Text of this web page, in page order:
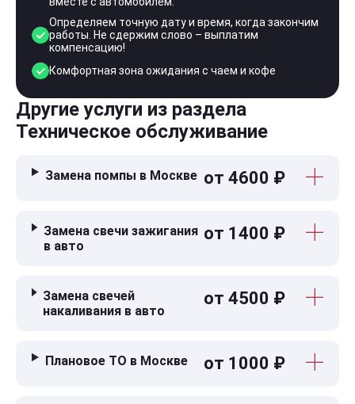
Определяем точную дату и время, когда закончим
работы. Не сдержим слово – выплатим
компенсацию!
Комфортная зона ожидания с чаем и кофе
Другие услуги из раздела
Техническое обслуживание
Замена помпы в Москве от 4600 ₽
Замена свечи зажигания
в авто
от 1400 ₽
Замена свечей
накаливания в авто
от 4500 ₽
Плановое ТО в Москве от 1000 ₽